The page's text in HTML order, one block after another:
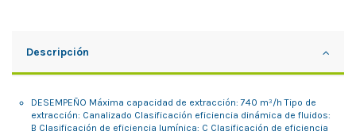
Descripción
DESEMPEÑO Máxima capacidad de extracción: 740 m³/h Tipo de
extracción: Canalizado Clasificación eficiencia dinámica de fluidos:
B Clasificación de eficiencia lumínica: C Clasificación de eficiencia